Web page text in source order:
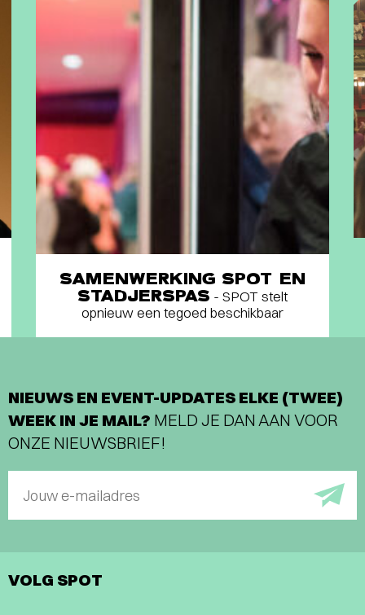
SAMENWERKING SPOT EN
STADJERSPAS - SPOT stelt
opnieuw een tegoed beschikbaar
NIEUWS EN EVENT-UPDATES ELKE (TWEE)
WEEK IN JE MAIL? MELD JE DAN AAN VOOR
ONZE NIEUWSBRIEF!
Jouw e-mailadres
VOLG SPOT